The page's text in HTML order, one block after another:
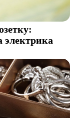
электрика